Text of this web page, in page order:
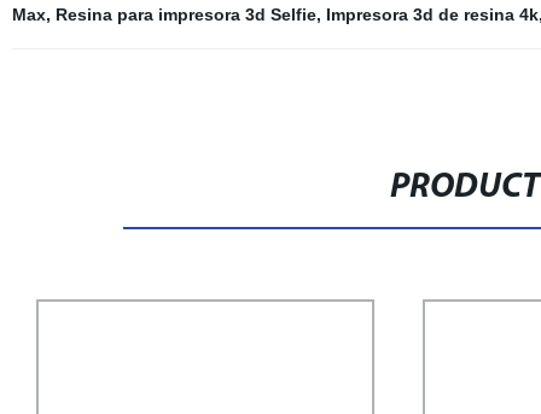
Max, Resina para impresora 3d Selfie, Impresora 3d de resina 4k